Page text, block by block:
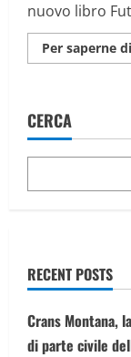
nuovo libro
Per saperne
CERCA
RECENT POSTS
Crans Montana,
di parte civile